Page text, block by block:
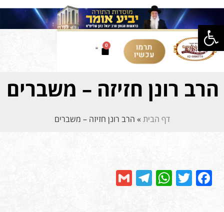
פתח סרגל נגישות
תרמו
עכשיו
0
הרב רונן חזיזה – משברים
דף הבית » הרב רונן חזיזה – משברים
Facebook
Twitter
WhatsApp
Telegram